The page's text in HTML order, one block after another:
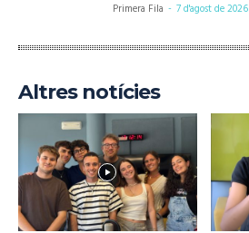
Primera Fila - 7 d'agost de 2026
Altres notícies